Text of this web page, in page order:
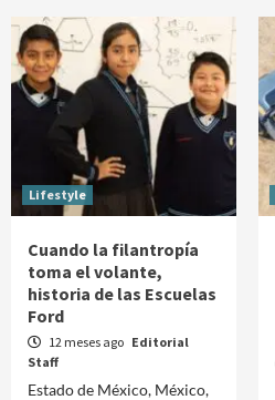
Lifestyle
Cuando la filantropía
toma el volante,
historia de las Escuelas
Ford
12 meses ago Editorial
Staff
Estado de México, México,